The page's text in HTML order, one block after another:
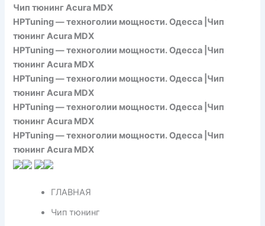
Чип тюнинг Acura MDX
HPTuning — техноголии мощности. Одесса |Чип
тюнинг Acura MDX
HPTuning — техноголии мощности. Одесса |Чип
тюнинг Acura MDX
HPTuning — техноголии мощности. Одесса |Чип
тюнинг Acura MDX
HPTuning — техноголии мощности. Одесса |Чип
тюнинг Acura MDX
HPTuning — техноголии мощности. Одесса |Чип
тюнинг Acura MDX
ГЛАВНАЯ
Чип тюнинг